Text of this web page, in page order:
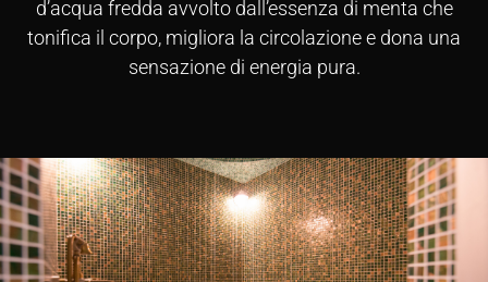
d’acqua fredda avvolto dall’essenza di menta che
tonifica il corpo, migliora la circolazione e dona una
sensazione di energia pura.